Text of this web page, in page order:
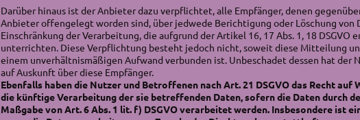
Darüber hinaus ist der Anbieter dazu verpflichtet, alle Empfänger, denen
Anbieter offengelegt worden sind, über jedwede Berichtigung oder Löschung von
Einschränkung der Verarbeitung, die aufgrund der Artikel 16, 17 Abs. 1, 18 DSGVO
unterrichten. Diese Verpflichtung besteht jedoch nicht, soweit diese Mitteilung
einem unverhältnismäßigen Aufwand verbunden ist. Unbeschadet dessen hat der
auf Auskunft über diese Empfänger.
Ebenfalls haben die Nutzer und Betroffenen nach Art. 21 DSGVO das Recht auf
die künftige Verarbeitung der sie betreffenden Daten, sofern die Daten durch
Maßgabe von Art. 6 Abs. 1 lit. f) DSGVO verarbeitet werden. Insbesondere ist